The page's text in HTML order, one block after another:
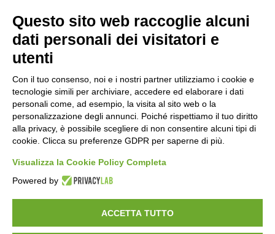
Orari di apertura
Sabato
08:00 – 12:10
Domenica e festivi
CHIUSO
Questo sito web raccoglie alcuni
dati personali dei visitatori e
utenti
Con il tuo consenso, noi e i nostri partner utilizziamo i cookie e
tecnologie simili per archiviare, accedere ed elaborare i dati
personali come, ad esempio, la visita al sito web o la
personalizzazione degli annunci. Poiché rispettiamo il tuo diritto
alla privacy, è possibile scegliere di non consentire alcuni tipi di
cookie. Clicca su preferenze GDPR per saperne di più.
Visualizza la Cookie Policy Completa
Powered by
ACCETTA TUTTO